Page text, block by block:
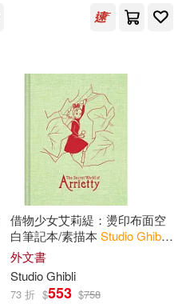
借物少女艾莉緹：燙印布面空
白筆記本/素描本 StudioGhibli
The Secret World of Arrietty
Sketchbook
外文書
StudioGhibli
73 折 $553 $758